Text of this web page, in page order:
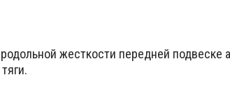
жесткости передней подвеске